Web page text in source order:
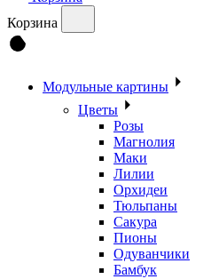
Корзина
Модульные картины
Цветы
Розы
Магнолия
Маки
Лилии
Орхидеи
Тюльпаны
Сакура
Пионы
Одуванчики
Бамбук